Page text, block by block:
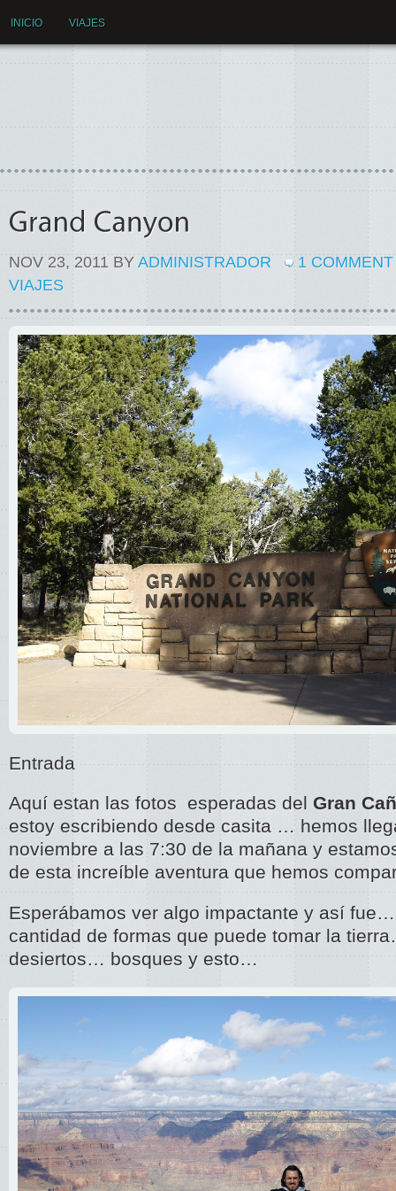
INICIO VIAJES
NOV 23, 2011 BY ADMINISTRADOR
1
VIAJES
Entrada
Aquí estan las fotos esperadas del Gran
estoy escribiendo desde casita … hemos
noviembre a las 7:30 de la mañana y
de esta increíble aventura que hemos
Esperábamos ver algo impactante y así
cantidad de formas que puede tomar la
desiertos… bosques y esto…